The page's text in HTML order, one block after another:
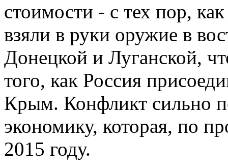
стоимости - с тех пор,
взяли в руки оружие в
Донецкой и Луганской,
того, как Россия
Крым. Конфликт сильно
экономику, которая, по
2015 году.